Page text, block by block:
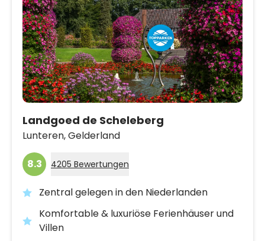
Landgoed de Scheleberg
Lunteren,Gelderland
8.3 4205 Bewertungen
Zentral gelegen in den Niederlanden
Komfortable & luxuriöse Ferienhäuser und
Villen